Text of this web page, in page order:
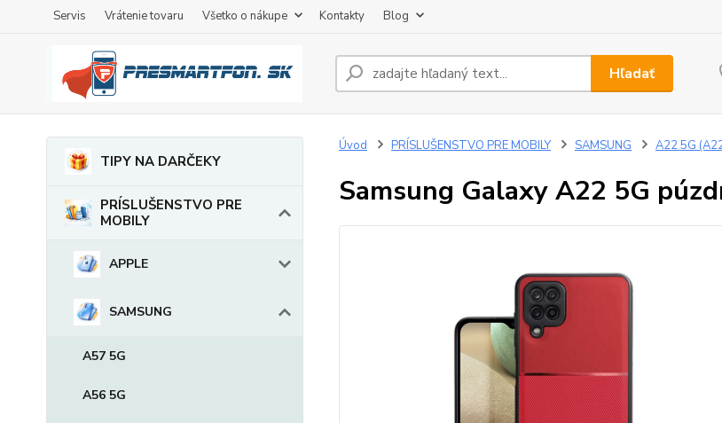
Servis Vrátenie tovaru Všetko o nákupe Kontakty Blog
Hľadať
TIPY NA DARČEKY
PRÍSLUŠENSTVO PRE
MOBILY
APPLE
SAMSUNG
A57 5G
A56 5G
Úvod PRÍSLUŠENSTVO PRE MOBILY SAMSUNG A22 5G
Samsung Galaxy A22 5G